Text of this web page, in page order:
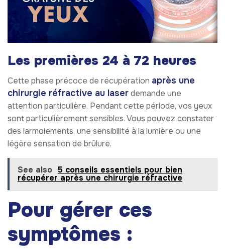
Les premières 24 à 72 heures
Cette phase précoce de récupération après une
chirurgie réfractive au laserdemande une
attention particulière. Pendant cette période, vos yeux
sont particulièrement sensibles. Vous pouvez constater
des larmoiements, une sensibilité à la lumière ou une
légère sensation de brûlure.
See also 5 conseils essentiels pour bien
récupérer après une chirurgie réfractive
Pour gérer ces
symptômes :